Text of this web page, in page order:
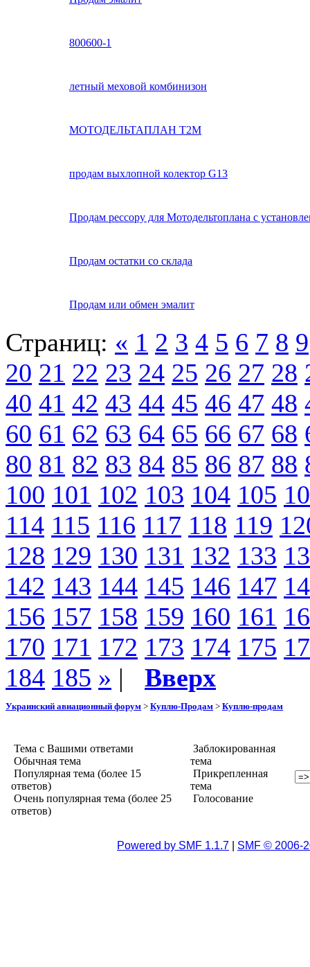
800600-1
летный меховой комбинизон
МОТОДЕЛЬТАПЛАН Т2М
продам выхлопной колектор G13
Продам рессору для Мотодельтоплана с
Продам остатки со склада
Продам или обмен эмалит
Страниц: « 1 2 3 4 5 6 7 8 9
20 21 22 23 24 25 26 27 28
40 41 42 43 44 45 46 47 48
60 61 62 63 64 65 66 67 68
80 81 82 83 84 85 86 87 88
100 101 102 103 104 105
114 115 116 117 118 119
128 129 130 131 132 133
142 143 144 145 146 147
156 157 158 159 160 161
170 171 172 173 174 175
184 185 » | Вверх
Украинский авиационный форум > Куплю-Продам > Куплю-продам
Тема с Вашими ответами
Обычная тема
Популярная тема (более 15
ответов)
Очень популярная тема (более 25
ответов)
Заблокированная
тема
Прикрепленная
тема
Голосование
Powered by SMF 1.1.7 SMF © 2006-